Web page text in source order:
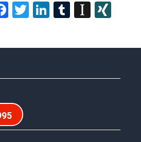
Facebook
TwitterLinkedIn
Tumblr